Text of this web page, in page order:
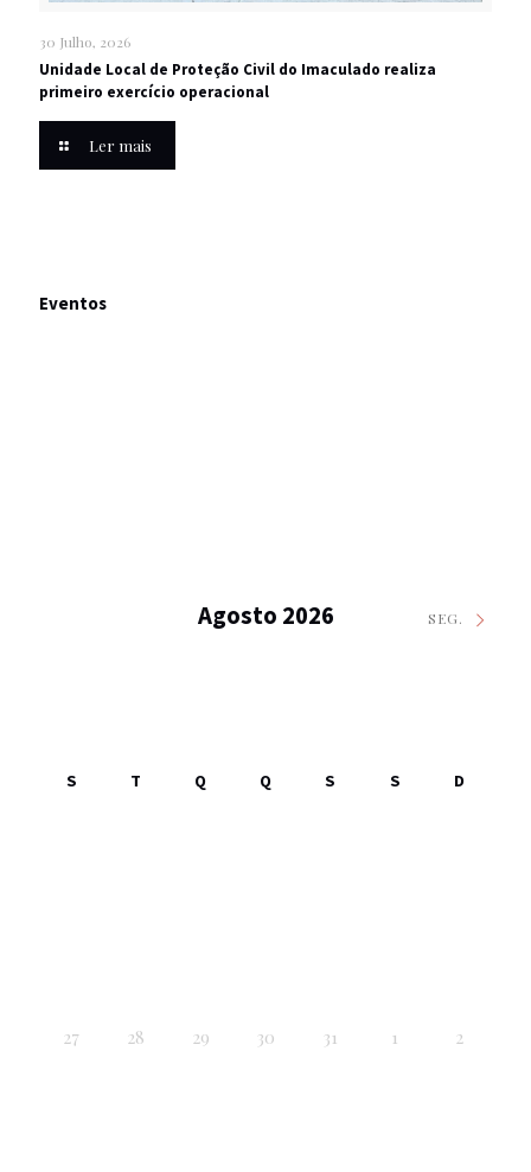
30 Julho, 2026
Unidade Local de Proteção Civil do Imaculado realiza
primeiro exercício operacional
Ler mais
Eventos
Agosto 2026 SEG.
S T Q Q S S D
27 28 29 30 31 1 2